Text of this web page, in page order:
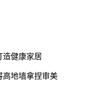
造健康家居
高地墙拿捏审美